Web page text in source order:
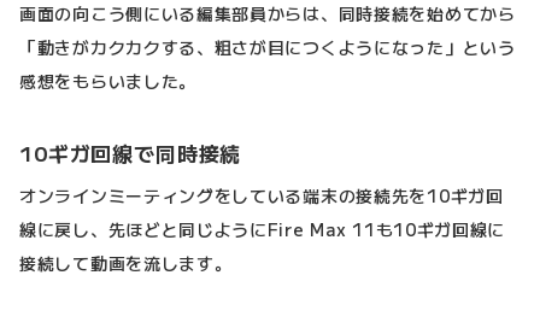
画面の向こう側にいる編集部員からは、同時接続を始めてから
「動きがカクカクする、粗さが目につくようになった」という
感想をもらいました。
10ギガ回線で同時接続
オンラインミーティングをしている端末の接続先を10ギガ回
線に戻し、先ほどと同じようにFire Max 11も10ギガ回線に
接続して動画を流します。